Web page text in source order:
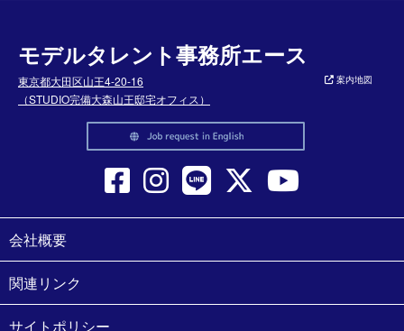
モデルタレント事務所エース
東京都大田区山王4-20-16
（STUDIO完備大森山王邸宅オフィス）
案内地図
会社概要
関連リンク
サイトポリシー